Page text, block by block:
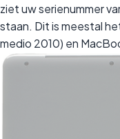
ziet uw serienummer
staan. Dit is meestal
medio 2010) en